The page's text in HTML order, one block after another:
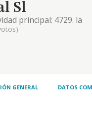
Sl
principal: 4729. la
mayor, ya sea en
permanentes o
por medio de
catálogo, tienda
artículos: - artículos
GENERAL DATOS